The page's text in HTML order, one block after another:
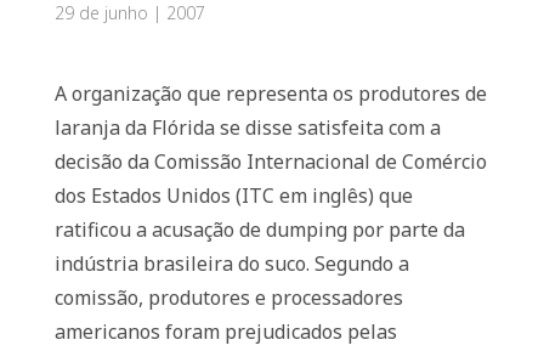
29 de junho | 2007
A organização que representa os produtores de
laranja da Flórida se disse satisfeita com a
decisão da Comissão Internacional de Comércio
dos Estados Unidos (ITC em inglês) que
ratificou a acusação de dumping por parte da
indústria brasileira do suco. Segundo a
comissão, produtores e processadores
americanos foram prejudicados pelas